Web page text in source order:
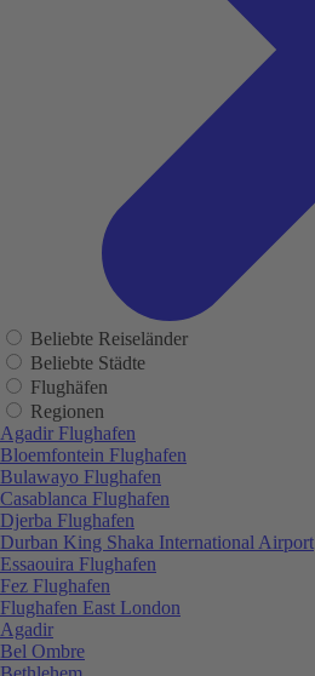
Beliebte Reiseländer
Beliebte Städte
Flughäfen
Regionen
Agadir Flughafen
Bloemfontein Flughafen
Bulawayo Flughafen
Casablanca Flughafen
Djerba Flughafen
Durban King Shaka International Airport
Essaouira Flughafen
Fez Flughafen
Flughafen East London
Agadir
Bel Ombre